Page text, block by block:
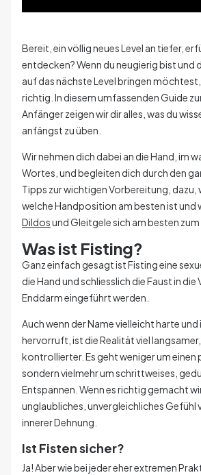
Bereit, ein völlig neues Level an tiefer,
entdecken? Wenn du neugierig bist und
auf das nächste Level bringen
richtig. In diesem umfassenden Guide
Anfänger zeigen wir dir alles, was du
anfängst zu üben.
Wir nehmen dich dabei an die Hand, im
Wortes, und begleiten dich durch den
Tipps zur wichtigen Vorbereitung, dazu,
welche Handposition am besten ist und
Dildosund Gleitgele sich am besten zum
Was ist Fisting?
Ganz einfach gesagt ist Fisting eine
die Hand und schliesslich die Faust in die
Enddarm eingeführt werden.
Auch wenn der Name vielleicht harte
hervorruft, ist die Realität viel
kontrollierter. Es geht weniger um einen
sondern vielmehr um schrittweises,
Entspannen. Wenn es richtig gemacht
unglaubliches, unvergleichliches Gefühl
innerer Dehnung.
Ist Fisten sicher?
Ja! Aber wie bei jeder eher extremen